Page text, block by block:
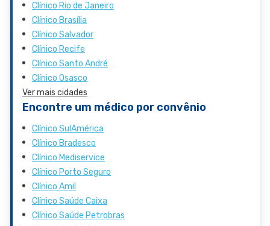
Clínico Rio de Janeiro
Clínico Brasília
Clínico Salvador
Clínico Recife
Clínico Santo André
Clínico Osasco
Ver mais cidades
Encontre um médico por convênio
Clínico SulAmérica
Clínico Bradesco
Clínico Mediservice
Clínico Porto Seguro
Clínico Amil
Clínico Saúde Caixa
Clínico Saúde Petrobras